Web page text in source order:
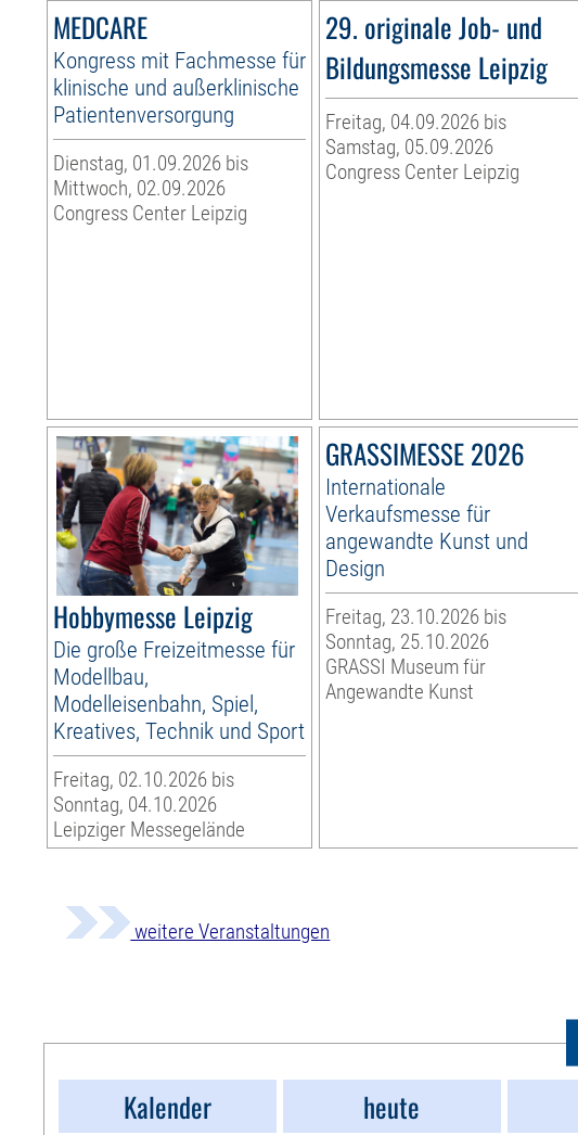
MEDCARE
Kongress mit Fachmesse für
klinische und außerklinische
Patientenversorgung
Dienstag, 01.09.2026 bis
Mittwoch, 02.09.2026
Congress Center Leipzig
29. originale Job- und
Bildungsmesse Leipzig
Freitag, 04.09.2026 bis
Samstag, 05.09.2026
Congress Center Leipzig
Hobbymesse Leipzig
Die große Freizeitmesse für
Modellbau,
Modelleisenbahn, Spiel,
Kreatives, Technik und Sport
Freitag, 02.10.2026 bis
Sonntag, 04.10.2026
Leipziger Messegelände
GRASSIMESSE 2026
Internationale
Verkaufsmesse für
angewandte Kunst und
Design
Freitag, 23.10.2026 bis
Sonntag, 25.10.2026
GRASSI Museum für
Angewandte Kunst
weitere Veranstaltungen
Kalender
heute